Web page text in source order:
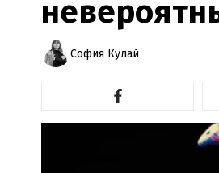
София Кулай